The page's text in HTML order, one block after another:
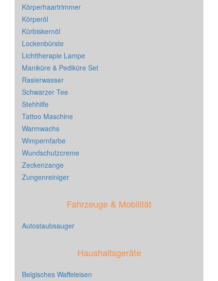
Körperhaartrimmer
Körperöl
Kürbiskernöl
Lockenbürste
Lichttherapie Lampe
Maniküre & Pediküre Set
Rasierwasser
Schwarzer Tee
Stehhilfe
Tattoo Maschine
Warmwachs
Wimpernfarbe
Wundschutzcreme
Zeckenzange
Zungenreiniger
Fahrzeuge & Mobilität
Autostaubsauger
Haushaltsgeräte
Belgisches Waffeleisen